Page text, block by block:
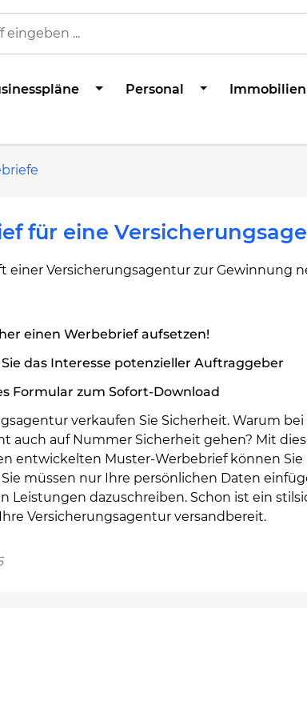
Personal Immobilien
für eine
einer Versicherungsagentur zur Gewinnung
einen Werbebrief aufsetzen!
das Interesse potenzieller Auftraggeber
Formular zum Sofort-Download
verkaufen Sie Sicherheit. Warum
auch auf Nummer Sicherheit gehen? Mit
entwickelten Muster-Werbebrief können Sie
müssen nur Ihre persönlichen Daten
Leistungen dazuschreiben. Schon ist ein
Versicherungsagentur versandbereit.